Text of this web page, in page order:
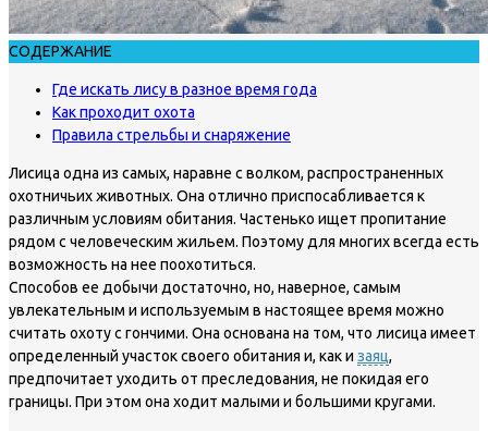
СОДЕРЖАНИЕ
Где искать лису в разное время года
Как проходит охота
Правила стрельбы и снаряжение
Лисица одна из самых, наравне с волком, распространенных
охотничьих животных. Она отлично приспосабливается к
различным условиям обитания. Частенько ищет пропитание
рядом с человеческим жильем. Поэтому для многих всегда есть
возможность на нее поохотиться.
Способов ее добычи достаточно, но, наверное, самым
увлекательным и используемым в настоящее время можно
считать охоту с гончими. Она основана на том, что лисица имеет
определенный участок своего обитания и, как и заяц,
предпочитает уходить от преследования, не покидая его
границы. При этом она ходит малыми и большими кругами.